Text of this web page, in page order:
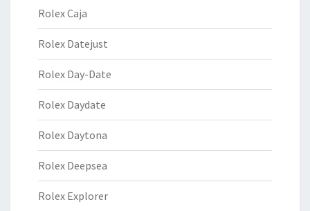
Rolex Caja
Rolex Datejust
Rolex Day-Date
Rolex Daydate
Rolex Daytona
Rolex Deepsea
Rolex Explorer